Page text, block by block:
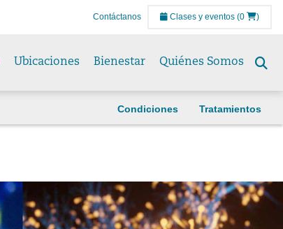
Contáctanos Clases y eventos (0 )
Ubicaciones Bienestar Quiénes Somos
Condiciones Tratamientos